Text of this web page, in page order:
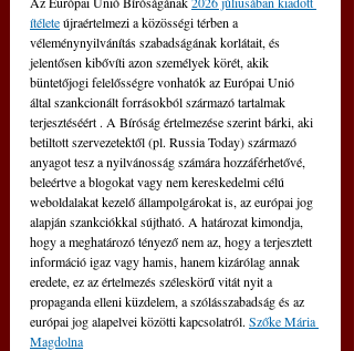
ítélete újraértelmezi a közösségi térben a
véleménynyilvánítás szabadságának korlátait, és
jelentősen kibővíti azon személyek körét, akik
büntetőjogi felelősségre vonhatók az Európai Unió
által szankcionált forrásokból származó tartalmak
terjesztéséért . A Bíróság értelmezése szerint bárki, aki
betiltott szervezetektől (pl. Russia Today) származó
anyagot tesz a nyilvánosság számára hozzáférhetővé,
beleértve a blogokat vagy nem kereskedelmi célú
weboldalakat kezelő állampolgárokat is, az európai jog
alapján szankciókkal sújtható. A határozat kimondja,
hogy a meghatározó tényező nem az, hogy a terjesztett
információ igaz vagy hamis, hanem kizárólag annak
eredete, ez az értelmezés széleskörű vitát nyit a
propaganda elleni küzdelem, a szólásszabadság és az
európai jog alapelvei közötti kapcsolatról. Szőke Mária
Magdolna